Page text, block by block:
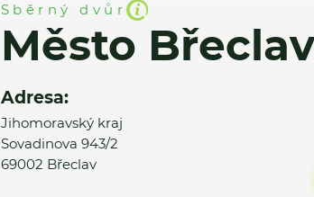
Sběrný dvůr
Město
Adresa:
Jihomoravský kraj
Sovadinova 943/2
69002 Břeclav